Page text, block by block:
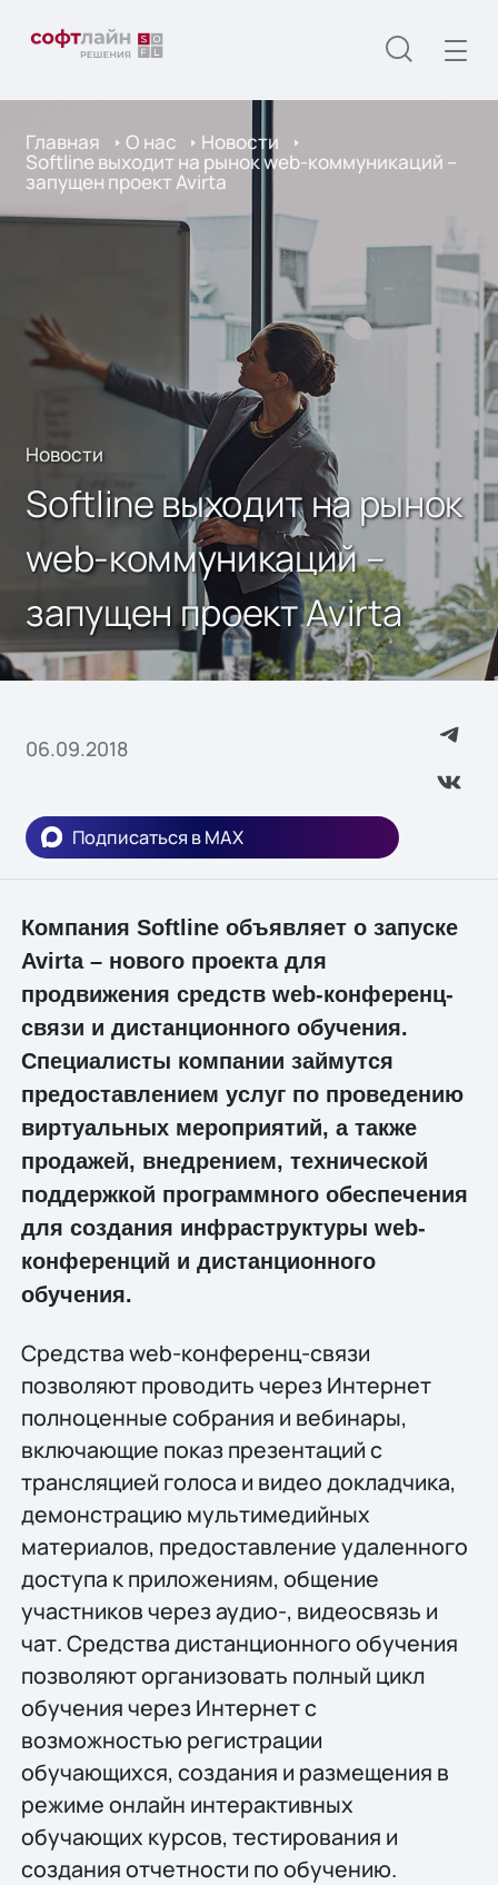
Главная О нас Новости
Softline выходит на рынок web-коммуникаций –
запущен проект Avirta
Новости
Softline выходит на рынок
web-коммуникаций –
запущен проект Avirta
06.09.2018
Подписаться в MAX
Компания Softline объявляет о запуске
Avirta – нового проекта для
продвижения средств web-конференц-
связи и дистанционного обучения.
Специалисты компании займутся
предоставлением услуг по проведению
виртуальных мероприятий, а также
продажей, внедрением, технической
поддержкой программного обеспечения
для создания инфраструктуры web-
конференций и дистанционного
обучения.
Средства web-конференц-связи
позволяют проводить через Интернет
полноценные собрания и вебинары,
включающие показ презентаций с
трансляцией голоса и видео докладчика,
демонстрацию мультимедийных
материалов, предоставление удаленного
доступа к приложениям, общение
участников через аудио-, видеосвязь и
чат. Средства дистанционного обучения
позволяют организовать полный цикл
обучения через Интернет с
возможностью регистрации
обучающихся, создания и размещения в
режиме онлайн интерактивных
обучающих курсов, тестирования и
создания отчетности по обучению.